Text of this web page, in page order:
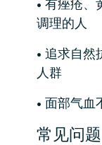
• 有痤疮、
调理的人
• 追求自然
人群
• 面部气血
常见问题